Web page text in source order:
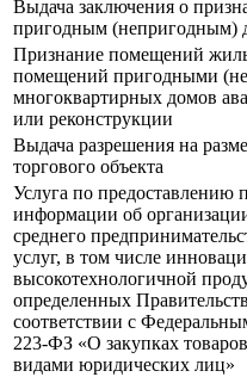
Выдача заключения о
пригодным (непригодным)
Признание помещений
помещений пригодными
многоквартирных домов
или реконструкции
Выдача разрешения на
торгового объекта
Услуга по предоставлению
информации об
среднего
услуг, в том числе
высокотехнологичной
определенных
соответствии с
223-ФЗ «О закупках
видами юридических лиц»